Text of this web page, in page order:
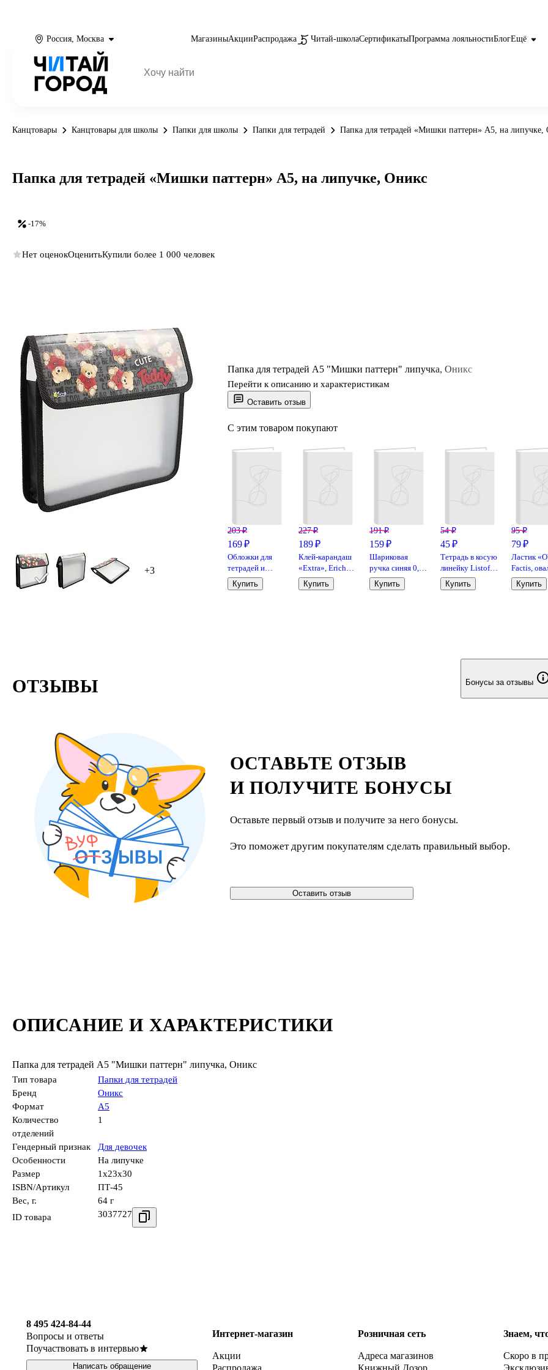
Россия, Москва МагазиныАкцииРаспродажа Читай-школаСертификатыПрограмма лояльностиБлогЕщё
Канцтовары Канцтовары для школы Папки для школы Папки для тетрадей Папка для тетрадей «Мишки паттерн» А5, на липучке,
+3
Оставить отзыв
Папка для тетрадей А5 "Мишки паттерн" липучка, Оникс
Перейти к описанию и характеристикам
С этим товаром покупают
203 ₽
169 ₽
Обложки для
тетрадей и
дневников, 100
мкм, 210х350
Купить
227 ₽
189 ₽
Клей-карандаш
«Extra», Erich
Krause, 15 г
Купить
191 ₽
159 ₽
Шариковая
ручка синяя 0,7
мм, BPS-GP-F L,
Pilot
Купить
54 ₽
45 ₽
Тетрадь в косую
линейку Listoff
«Классическая
серия» в
Купить
95 ₽
79 ₽
Ластик
Factis,
мягкий
Купить
-17%
Папка для тетрадей «Мишки паттерн» А5, на липучке, Оникс
Нет оценокОценитьКупили более 1 000 человек
ОПИСАНИЕ И ХАРАКТЕРИСТИКИ
Папка для тетрадей А5 "Мишки паттерн" липучка, Оникс
Тип товара
Папки для тетрадей
Бренд
Оникс
Формат
А5
Количество
отделений
1
Гендерный признак
Для девочек
Особенности
На липучке
Размер
1x23x30
ISBN/Артикул
ПТ-45
Вес, г.
64 г
ID товара
3037727
ОТЗЫВЫ Бонусы за отзывы
ОСТАВЬТЕ ОТЗЫВ
И ПОЛУЧИТЕ БОНУСЫ
Оставьте первый отзыв и получите за него бонусы.
Это поможет другим покупателям сделать правильный выбор.
Оставить отзыв
8 495 424-84-44
Вопросы и ответы
Поучаствовать в интервью
Написать обращение
Интернет-магазин
Акции
Распродажа
Розничная сеть
Адреса магазинов
Книжный Дозор
Знаем,
Скоро в